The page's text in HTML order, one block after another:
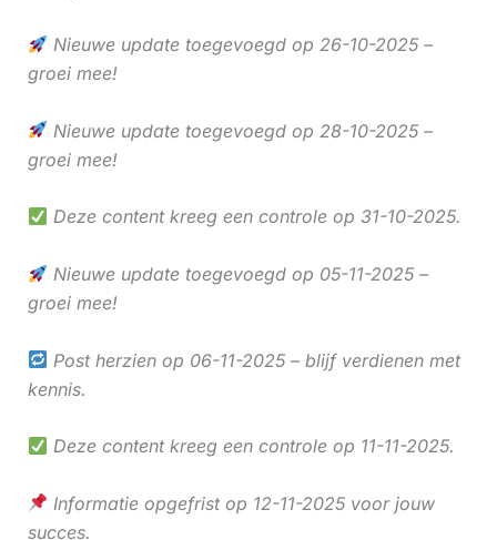
Nieuwe update toegevoegd op 26-10-2025 –
groei mee!
Nieuwe update toegevoegd op 28-10-2025 –
groei mee!
Deze content kreeg een controle op 31-10-2025.
Nieuwe update toegevoegd op 05-11-2025 –
groei mee!
Post herzien op 06-11-2025 – blijf verdienen met
kennis.
Deze content kreeg een controle op 11-11-2025.
Informatie opgefrist op 12-11-2025 voor jouw
succes.